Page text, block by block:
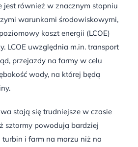
jest również w znacznym stopniu
warunkami środowiskowymi,
koszt energii (LCOE)
LCOE uwzględnia m.in. transport
przejazdy na farmy w celu
wody, na której będą
stają się trudniejsze w czasie
sztormy powodują bardziej
i farm na morzu niż na